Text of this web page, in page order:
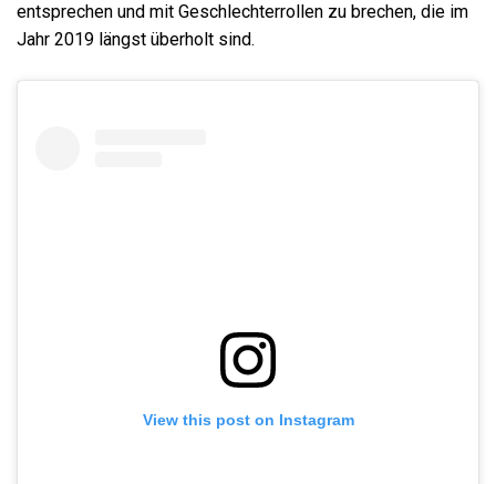
entsprechen und mit Geschlechterrollen zu brechen, die im
Jahr 2019 längst überholt sind.
View this post on Instagram